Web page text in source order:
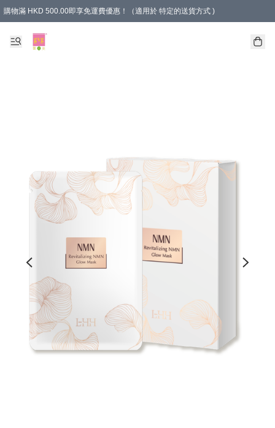
購物滿 HKD 500.00即享免運費優惠！（適用於 特定的送貨方式 )